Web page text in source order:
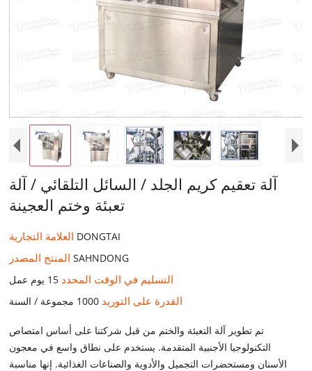
آلة تعقيم كريم الجلد / السائل التلقائي / آلة
تعبئة وختم العجينة
DONGTAI
المنتج المصدرSAHNDONG
التسليم في الوقت المحدد 15 يوم عمل
القدرة على التوريد 1000 مجموعة / السنة
تم تطوير آلة التعبئة والختم من قبل شركتنا على أساس امتصاص
التكنولوجيا الأجنبية المتقدمة. يستخدم على نطاق واسع في معجون
الأسنان ومستحضرات التجميل والأدوية والصناعات الغذائية. إنها مناسبة